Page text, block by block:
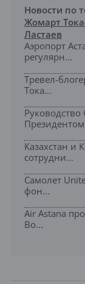
Новости по
Жомарт
Ластаев
Аэропорт
регулярн...
Тревел-
Тока...
Руководство
Казахстан и
сотрудни...
Самолет
фон...
Air Astana
Во...